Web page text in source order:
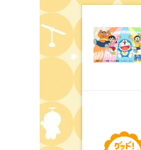
よ
報
熱